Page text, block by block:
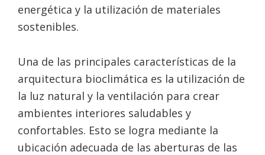
energética y la utilización de materiales
sostenibles.
Una de las principales características de la
arquitectura bioclimática es la utilización de
la luz natural y la ventilación para crear
ambientes interiores saludables y
confortables. Esto se logra mediante la
ubicación adecuada de las aberturas de las